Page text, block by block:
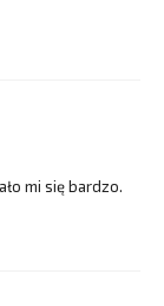
mi się bardzo.